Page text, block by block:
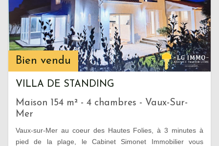
Bien vendu
VILLA DE STANDING
Maison 154 m² - 4 chambres - Vaux-Sur-
Mer
Vaux-sur-Mer au coeur des Hautes Folies, à 3 minutes à
pied de la plage, le Cabinet Simonet Immobilier vous